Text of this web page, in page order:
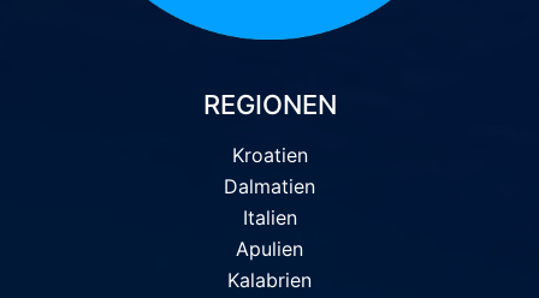
REGIONEN
Kroatien
Dalmatien
Italien
Apulien
Kalabrien